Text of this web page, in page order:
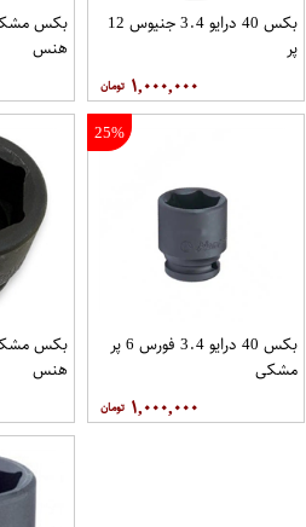
بکس 40 درایو 3.4 جنیوس 12
پر
۱,۰۰۰,۰۰۰
هنس
25%
بکس 40 درایو 3.4 فورس 6 پر
مشکی
۱,۰۰۰,۰۰۰
هنس